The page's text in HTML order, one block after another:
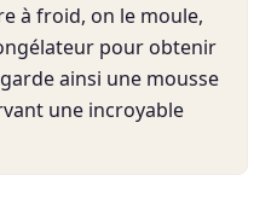
à froid, on le moule,
pour obtenir
ainsi une mousse
une incroyable